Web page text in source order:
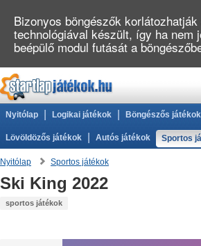
Nyitólap Logikai játékok Böngészős játékok
Lövöldözős játékok Autós játékok Sportos
Nyitólap Sportos játékok
Ski King 2022
sportos játékok
Bizonyos böngészők
technológiával készült, így ha nem
beépülő modul futását a